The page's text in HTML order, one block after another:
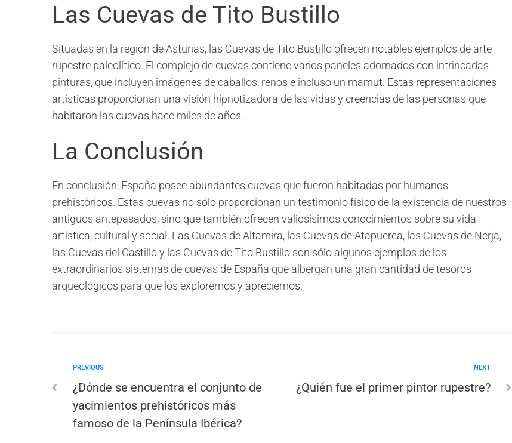
Las Cuevas de Tito Bustillo
Situadas en la región de Asturias, las Cuevas de Tito Bustillo ofrecen notables ejemplos de arte
rupestre paleolítico. El complejo de cuevas contiene varios paneles adornados con intrincadas
pinturas, que incluyen imágenes de caballos, renos e incluso un mamut. Estas representaciones
artísticas proporcionan una visión hipnotizadora de las vidas y creencias de las personas que
habitaron las cuevas hace miles de años.
La Conclusión
En conclusión, España posee abundantes cuevas que fueron habitadas por humanos
prehistóricos. Estas cuevas no sólo proporcionan un testimonio físico de la existencia de nuestros
antiguos antepasados, sino que también ofrecen valiosísimos conocimientos sobre su vida
artística, cultural y social. Las Cuevas de Altamira, las Cuevas de Atapuerca, las Cuevas de Nerja,
las Cuevas del Castillo y las Cuevas de Tito Bustillo son sólo algunos ejemplos de los
extraordinarios sistemas de cuevas de España que albergan una gran cantidad de tesoros
arqueológicos para que los exploremos y apreciemos.
PREVIOUS
¿Dónde se encuentra el conjunto de
yacimientos prehistóricos más
famoso de la Península Ibérica?
NEXT
¿Quién fue el primer pintor rupestre?